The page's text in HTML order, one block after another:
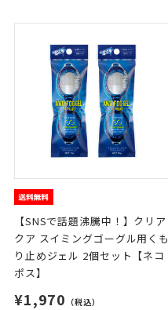
【SNSで話題沸騰中！】クリア
クア スイミングゴーグル用くも
り止めジェル 2個セット【ネコ
ポス】
¥1,970 （税込）